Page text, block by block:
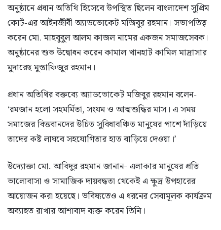
অনুষ্ঠানে প্রধান অতিথি হিসেবে উপস্থিত ছিলেন বাংলাদেশ সুপ্রিম
কোর্ট-এর আইনজীবী অ্যাডভোকেট মজিবুর রহমান। সভাপতিত্ব
করেন মো. মাহবুবুল আলম কাজল নামের একজন সমাজসেবক।
অনুষ্ঠানের শুভ উদ্বোধন করেন কামাল খানহাট কামিল মাদ্রাসার
মুদারেছ মুস্তাফিজুর রহমান।
প্রধান অতিথির বক্তব্যে অ্যাডভোকেট মজিবুর রহমান বলেন-
‘রমজান হলো সহমর্মিতা, সংযম ও আত্মশুদ্ধির মাস। এ সময়
সমাজের বিত্তবানদের উচিত সুবিধাবঞ্চিত মানুষের পাশে দাঁড়িয়ে
তাদের কষ্ট লাঘবে সহযোগিতার হাত বাড়িয়ে দেওয়া।’
উদ্যোক্তা মো. আবিদুর রহমান জানান- এলাকার মানুষের প্রতি
ভালোবাসা ও সামাজিক দায়বদ্ধতা থেকেই এ ক্ষুদ্র উপহারের
আয়োজন করা হয়েছে। ভবিষ্যতেও এ ধরনের সেবামূলক কার্যক্রম
অব্যাহত রাখার আশাবাদ ব্যক্ত করেন তিনি।